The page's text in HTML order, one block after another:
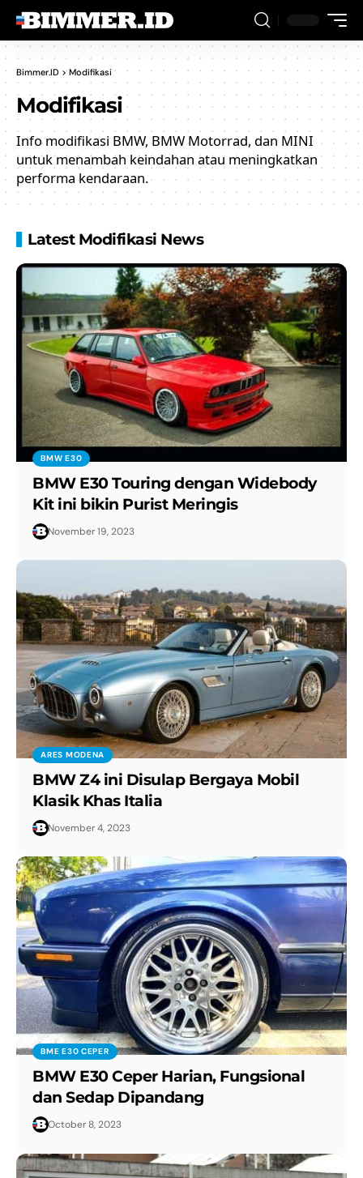
Bimmer.ID >Modifikasi
Modifikasi
Info modifikasi BMW, BMW Motorrad, dan MINI
untuk menambah keindahan atau meningkatkan
performa kendaraan.
Latest Modifikasi News
BMW E30
BMW E30 Touring dengan Widebody
Kit ini bikin Purist Meringis
November 19, 2023
ARES MODENA
BMW Z4 ini Disulap Bergaya Mobil
Klasik Khas Italia
November 4, 2023
BME E30 CEPER
BMW E30 Ceper Harian, Fungsional
dan Sedap Dipandang
October 8, 2023